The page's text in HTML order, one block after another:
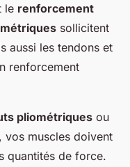
le renforcement
sollicitent
aussi les tendons et
renforcement
pliométriques ou
vos muscles doivent
quantités de force.